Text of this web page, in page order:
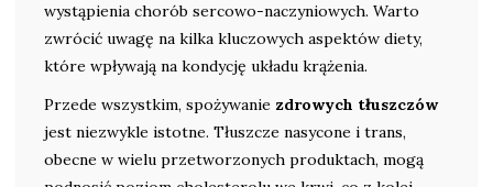
wystąpienia chorób sercowo-naczyniowych. Warto
zwrócić uwagę na kilka kluczowych aspektów diety,
które wpływają na kondycję układu krążenia.
Przede wszystkim, spożywanie zdrowych tłuszczów
jest niezwykle istotne. Tłuszcze nasycone i trans,
obecne w wielu przetworzonych produktach, mogą